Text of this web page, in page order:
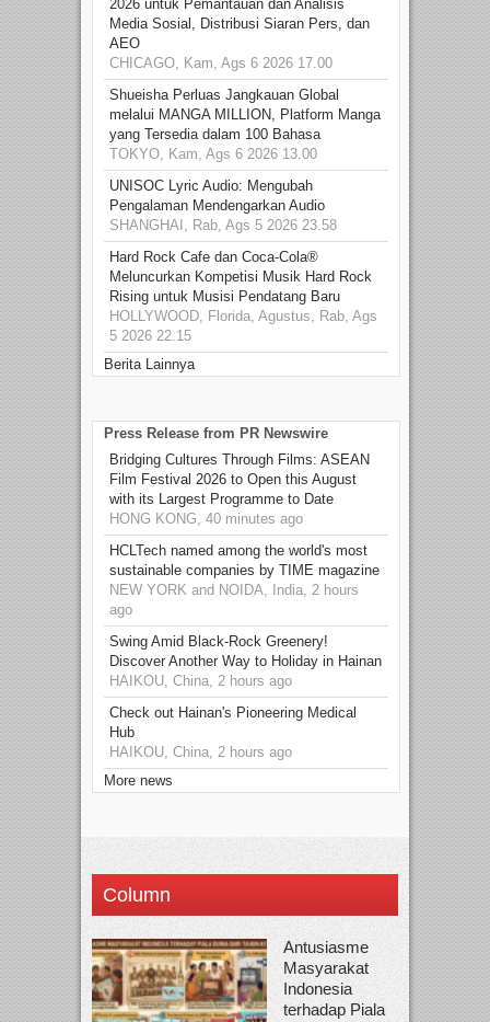
2026 untuk Pemantauan dan Analisis
Media Sosial, Distribusi Siaran Pers, dan
AEO
CHICAGO, Kam, Ags 6 2026 17.00
Shueisha Perluas Jangkauan Global
melalui MANGA MILLION, Platform Manga
yang Tersedia dalam 100 Bahasa
TOKYO, Kam, Ags 6 2026 13.00
UNISOC Lyric Audio: Mengubah
Pengalaman Mendengarkan Audio
SHANGHAI, Rab, Ags 5 2026 23.58
Hard Rock Cafe dan Coca-Cola®
Meluncurkan Kompetisi Musik Hard Rock
Rising untuk Musisi Pendatang Baru
HOLLYWOOD, Florida, Agustus, Rab, Ags
5 2026 22.15
Berita Lainnya
Press Release from PR Newswire
Bridging Cultures Through Films: ASEAN
Film Festival 2026 to Open this August
with its Largest Programme to Date
HONG KONG, 40 minutes ago
HCLTech named among the world's most
sustainable companies by TIME magazine
NEW YORK and NOIDA, India, 2 hours
ago
Swing Amid Black‑Rock Greenery!
Discover Another Way to Holiday in Hainan
HAIKOU, China, 2 hours ago
Check out Hainan's Pioneering Medical
Hub
HAIKOU, China, 2 hours ago
More news
Column
Antusiasme
Masyarakat
Indonesia
terhadap Piala